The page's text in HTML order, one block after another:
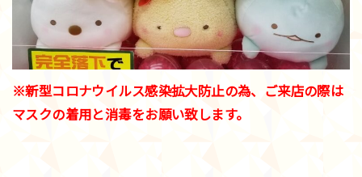
※新型コロナウイルス感染拡大防止の為、ご来店の際は
マスクの着用と消毒をお願い致します。